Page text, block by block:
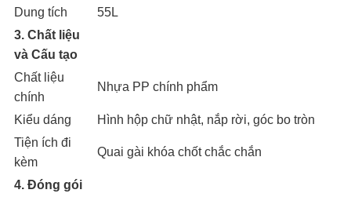
Dung tích
55L
3. Chất liệu
và Cấu tạo
Chất liệu
chính
Nhựa PP chính phẩm
Kiểu dáng
Hình hộp chữ nhật, nắp rời, góc bo tròn
Tiện ích đi
kèm
Quai gài khóa chốt chắc chắn
4. Đóng gói